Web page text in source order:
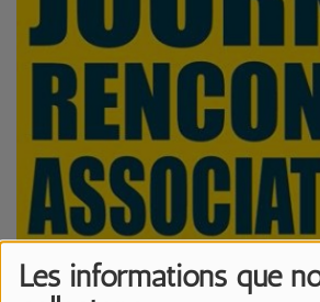
Les informations que